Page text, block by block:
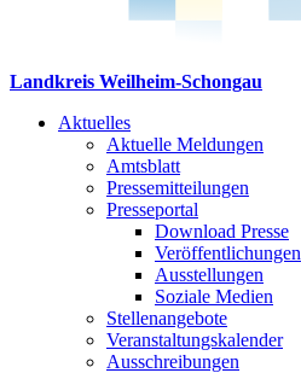
Landkreis Weilheim-Schongau
Aktuelles
Aktuelle Meldungen
Amtsblatt
Pressemitteilungen
Presseportal
Download Presse
Veröffentlichungen
Ausstellungen
Soziale Medien
Stellenangebote
Veranstaltungskalender
Ausschreibungen